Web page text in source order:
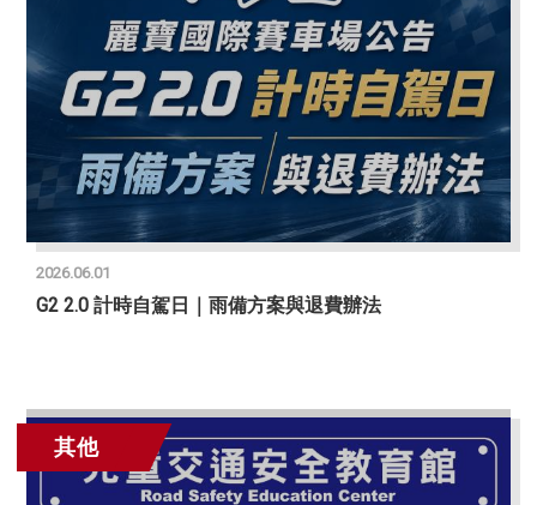
2026.06.01
G2 2.0 計時自駕日｜雨備方案與退費辦法
其他